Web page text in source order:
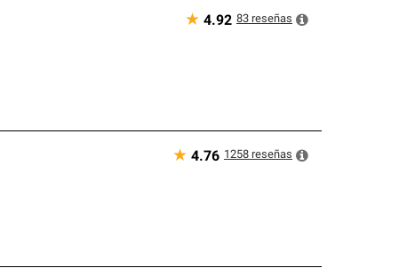
★ 4.92 83 reseñas
★ 4.76 1258 reseñas